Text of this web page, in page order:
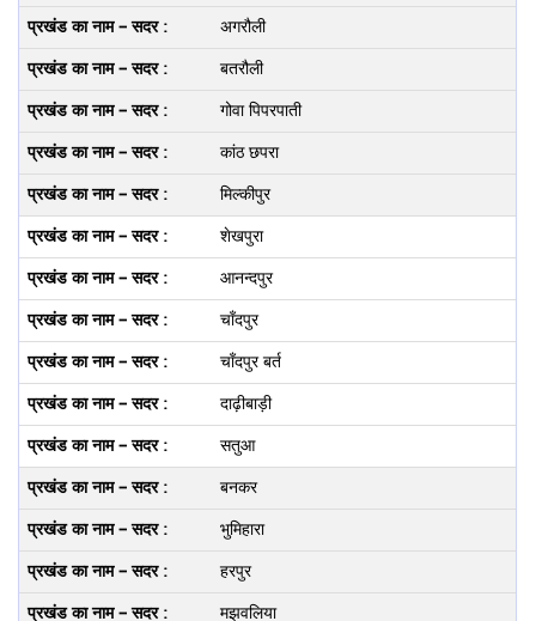
अगरौली
बतरौली
गोवा पिपरपाती
कांठ छपरा
मिल्‍कीपुर
शेखपुरा
आनन्‍दपुर
चॉंदपुर
चॉंदपुर बर्त
दाढ़ीबाड़ी
सतुआ
बनकर
भुमिहारा
हरपुर
मझवलिया